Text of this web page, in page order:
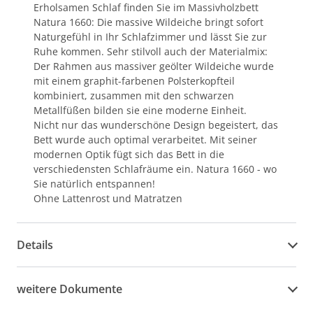
Erholsamen Schlaf finden Sie im Massivholzbett
Natura 1660: Die massive Wildeiche bringt sofort
Naturgefühl in Ihr Schlafzimmer und lässt Sie zur
Ruhe kommen. Sehr stilvoll auch der Materialmix:
Der Rahmen aus massiver geölter Wildeiche wurde
mit einem graphit-farbenen Polsterkopfteil
kombiniert, zusammen mit den schwarzen
Metallfüßen bilden sie eine moderne Einheit.
Nicht nur das wunderschöne Design begeistert, das
Bett wurde auch optimal verarbeitet. Mit seiner
modernen Optik fügt sich das Bett in die
verschiedensten Schlafräume ein. Natura 1660 - wo
Sie natürlich entspannen!
Ohne Lattenrost und Matratzen
Details
weitere Dokumente